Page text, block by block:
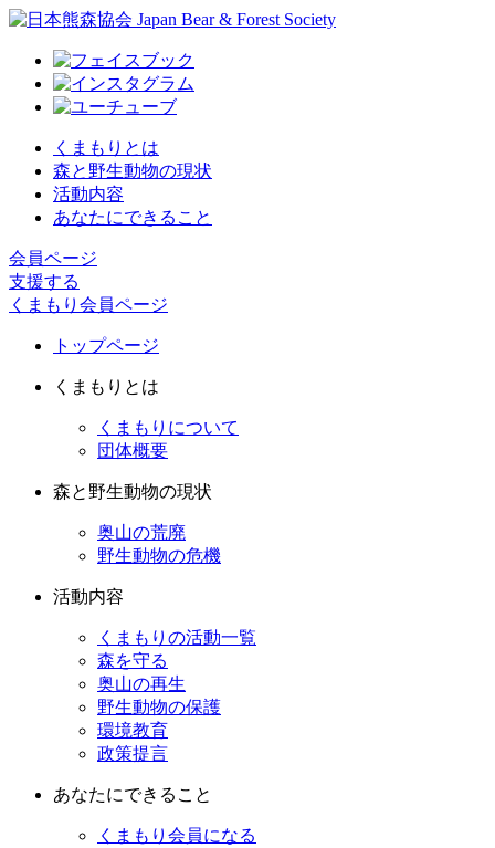
くまもりとは
森と野生動物の現状
活動内容
あなたにできること
会員ページ
支援する
くまもり会員ページ
トップページ
くまもりとは
くまもりについて
団体概要
森と野生動物の現状
奥山の荒廃
野生動物の危機
活動内容
くまもりの活動一覧
森を守る
奥山の再生
野生動物の保護
環境教育
政策提言
あなたにできること
くまもり会員になる